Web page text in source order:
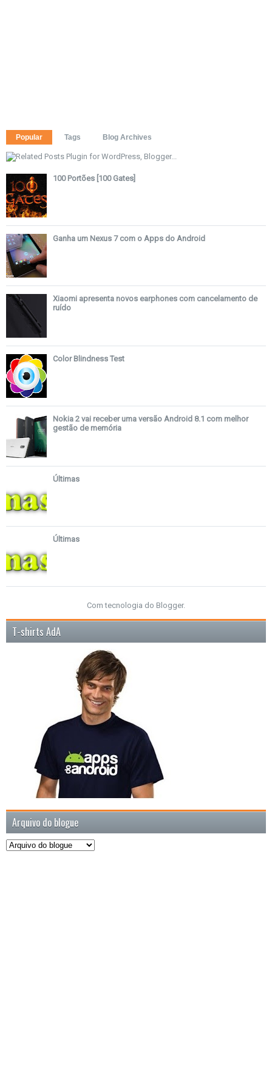
Popular Tags Blog Archives
100 Portões [100 Gates]
Ganha um Nexus 7 com o Apps do Android
Xiaomi apresenta novos earphones com cancelamento de
ruído
Color Blindness Test
Nokia 2 vai receber uma versão Android 8.1 com melhor
gestão de memória
Últimas
Últimas
Com tecnologia do Blogger.
T-shirts AdA
Arquivo do blogue